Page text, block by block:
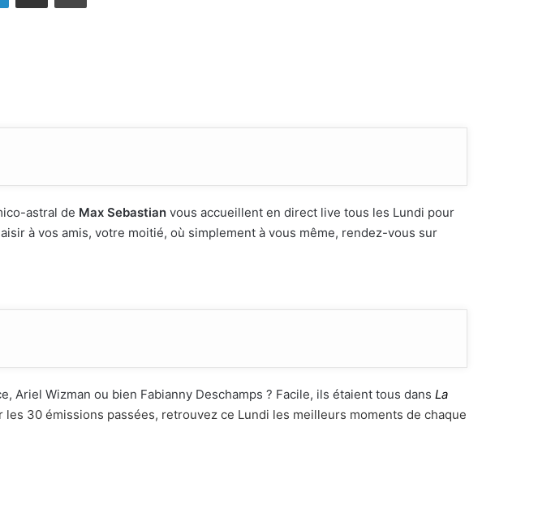
astral de Max Sebastian vous accueillent en direct live tous les Lundi pour
à vos amis, votre moitié, où simplement à vous même, rendez-vous sur
Ariel Wizman ou bien Fabianny Deschamps ? Facile, ils étaient tous dans La
30 émissions passées, retrouvez ce Lundi les meilleurs moments de chaque